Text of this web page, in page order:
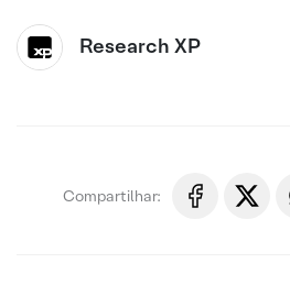
Research XP
Compartilhar: